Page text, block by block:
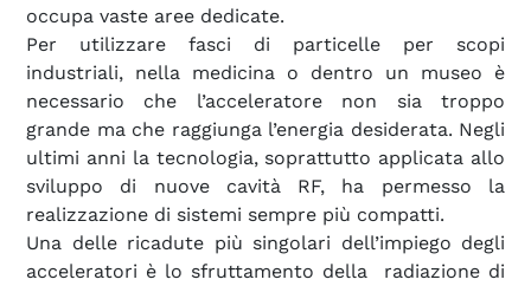
occupa vaste aree dedicate.
Per utilizzare fasci di particelle per scopi
industriali, nella medicina o dentro un museo è
necessario che l’acceleratore non sia troppo
grande ma che raggiunga l’energia desiderata. Negli
ultimi anni la tecnologia, soprattutto applicata allo
sviluppo di nuove cavità RF, ha permesso la
realizzazione di sistemi sempre più compatti.
Una delle ricadute più singolari dell’impiego degli
acceleratori è lo sfruttamento della radiazione di